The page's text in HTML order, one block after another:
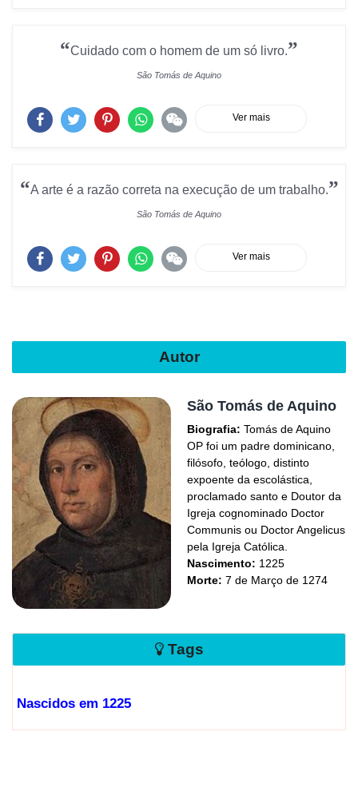
“Cuidado com o homem de um só livro.”
São Tomás de Aquino
Ver mais
“A arte é a razão correta na execução de um trabalho.”
São Tomás de Aquino
Ver mais
Autor
São Tomás de Aquino
Biografia: Tomás de Aquino
OP foi um padre dominicano,
filósofo, teólogo, distinto
expoente da escolástica,
proclamado santo e Doutor da
Igreja cognominado Doctor
Communis ou Doctor Angelicus
pela Igreja Católica.
Nascimento: 1225
Morte: 7 de Março de 1274
Tags
Nascidos em 1225